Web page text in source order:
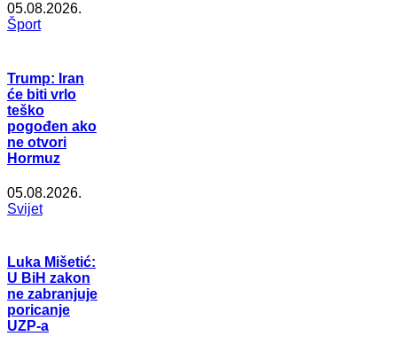
05.08.2026.
Šport
Trump: Iran
će biti vrlo
teško
pogođen ako
ne otvori
Hormuz
05.08.2026.
Svijet
Luka Mišetić:
U BiH zakon
ne zabranjuje
poricanje
UZP-a